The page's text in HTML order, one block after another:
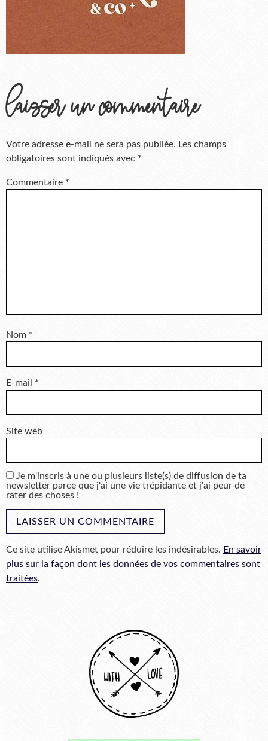
laisser un commentaire
Votre adresse e-mail ne sera pas publiée. Les champs
obligatoires sont indiqués avec *
Commentaire *
Nom *
E-mail *
Site web
Je m'inscris à une ou plusieurs liste(s) de diffusion de ta
newsletter parce que j'ai une vie trépidante et j'ai peur de
rater des choses !
Ce site utilise Akismet pour réduire les indésirables. En savoir
plus sur la façon dont les données de vos commentaires sont
traitées.